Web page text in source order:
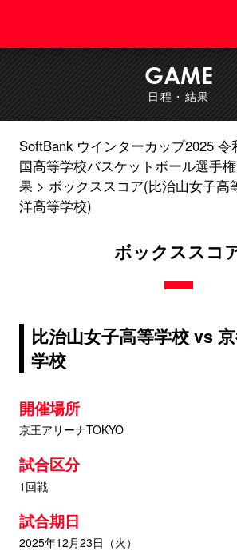
GAME
日程・結果
SoftBank ウインターカップ2025
国高等学校バスケットボール選手
果
ボックススコア(比治山女子高
洋高等学校)
ボックススコ
比治山女子高等学校 vs
学校
開催場所
京王アリーナTOKYO
試合区分
1回戦
試合期日
2025年12月23日（火）